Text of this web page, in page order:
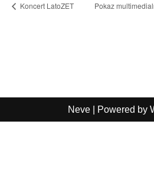
Koncert LatoZET Pokaz
Neve | Powered by